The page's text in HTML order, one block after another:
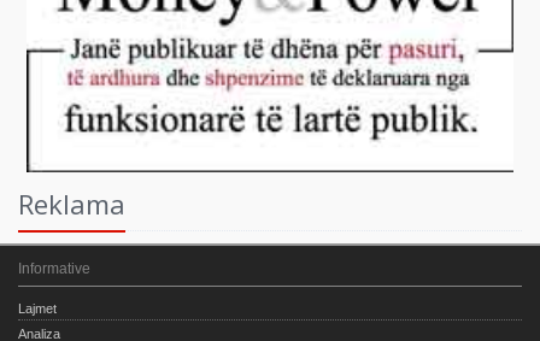
Reklama
Informative
Lajmet
Analiza